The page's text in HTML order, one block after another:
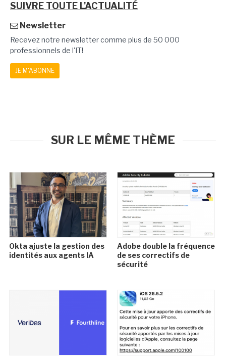
SUIVRE TOUTE L'ACTUALITÉ
Newsletter
Recevez notre newsletter comme plus de 50 000
professionnels de l'IT!
JE M'ABONNE
SUR LE MÊME THÈME
Okta ajuste la gestion des
identités aux agents IA
Adobe double la fréquence
de ses correctifs de
sécurité